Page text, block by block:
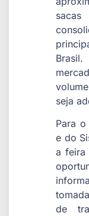
seja
Para
e do
a feira
de